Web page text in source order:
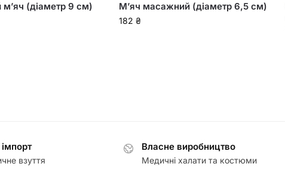
(діаметр 9 см) М’яч масажний (діаметр 6,5 см)
182₴
взуття
Власне виробництво
Медичні халати та костюми